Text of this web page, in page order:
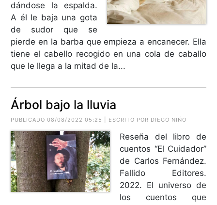
dándose la espalda.
A él le baja una gota
de sudor que se
pierde en la barba que empieza a encanecer. Ella
tiene el cabello recogido en una cola de caballo
que le llega a la mitad de la...
Árbol bajo la lluvia
PUBLICADO 08/08/2022 05:25 | ESCRITO POR DIEGO NIÑO
Reseña del libro de
cuentos “El Cuidador”
de Carlos Fernández.
Fallido Editores.
2022. El universo de
los cuentos que